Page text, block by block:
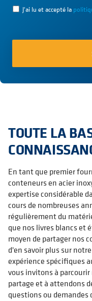
J'ai lu et accepté la
TOUTE LA
En tant que premier
conteneurs en acier
expertise considérable
cours de nombreuses
régulièrement du
que nos livres blancs et
moyen de partager nos
d'en savoir plus sur
expérience spécifiques
vous invitons à
partage et à attendons
questions ou demandes